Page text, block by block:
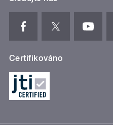
Certifikováno